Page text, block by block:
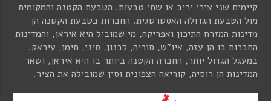
קיימים שני צירי יריב או שתי טבעות. הטבעת הקטנה והמקומית
מול הטבעת הגדולה האסטרטגית. החברות בטבעת הקטנה הן
מדינות המזרח התיכון ואפריקה, מי שמוביל היא איראן, והמדינות
החברות בו הן עזה, איו"ש, סוריה, לבנון, סיני, תימן, עיראק.
במעגל הגדול יותר, החברה הקטנה ביותר בו היא איראן, ושאר
המדינות הן רוסיה, קוריאה הצפונית וסין שמובילה את הציר.